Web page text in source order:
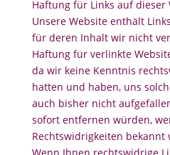
Haftung für Links auf dieser
Unsere Website enthält
für deren Inhalt wir nicht
Haftung für verlinkte
da wir keine Kenntnis
hatten und haben, uns
auch bisher nicht
sofort entfernen würden,
Rechtswidrigkeiten bekannt